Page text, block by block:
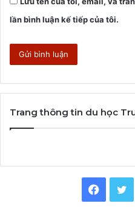
lần bình luận kế tiếp của tôi.
Trang thông tin du học